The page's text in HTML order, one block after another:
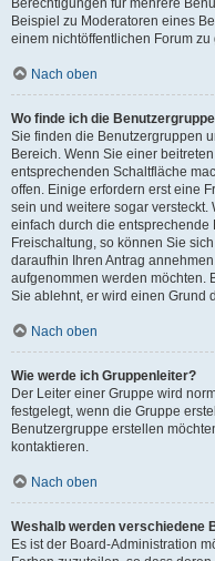
Berechtigungen für mehrere
Beispiel zu Moderatoren eines
einem nichtöffentlichen Forum zu
Nach oben
Wo finde ich die
Sie finden die Benutzergruppen
Bereich. Wenn Sie einer
entsprechenden Schaltfläche
offen. Einige erfordern erst eine
sein und weitere sogar
einfach durch die entsprechende
Freischaltung, so können Sie
daraufhin Ihren Antrag
aufgenommen werden möchten.
Sie ablehnt, er wird einen Grund
Nach oben
Wie werde ich Gruppenleiter?
Der Leiter einer Gruppe wird
festgelegt, wenn die Gruppe
Benutzergruppe erstellen
kontaktieren.
Nach oben
Weshalb werden verschiedene
Es ist der Board-Administration